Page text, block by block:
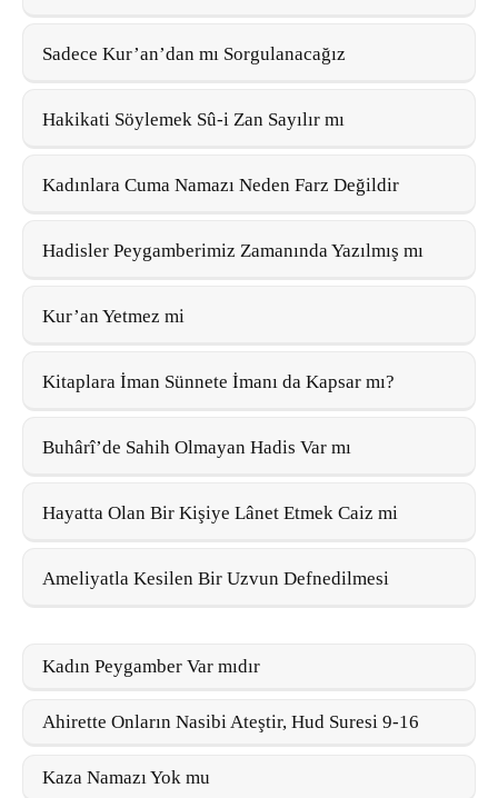
Sadece Kur’an’dan mı Sorgulanacağız
Hakikati Söylemek Sû-i Zan Sayılır mı
Kadınlara Cuma Namazı Neden Farz Değildir
Hadisler Peygamberimiz Zamanında Yazılmış mı
Kur’an Yetmez mi
Kitaplara İman Sünnete İmanı da Kapsar mı?
Buhârî’de Sahih Olmayan Hadis Var mı
Hayatta Olan Bir Kişiye Lânet Etmek Caiz mi
Ameliyatla Kesilen Bir Uzvun Defnedilmesi
Kadın Peygamber Var mıdır
Ahirette Onların Nasibi Ateştir, Hud Suresi 9-16
Kaza Namazı Yok mu